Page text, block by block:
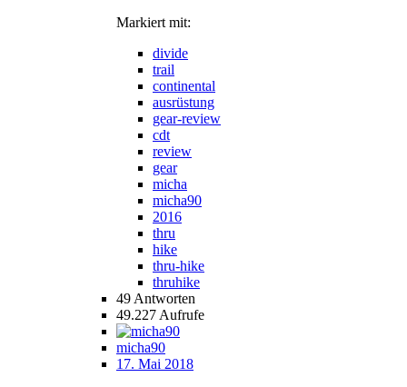
Markiert mit:
divide
trail
continental
ausrüstung
gear-review
cdt
review
gear
micha
micha90
2016
thru
hike
thru-hike
thruhike
49 Antworten
49.227 Aufrufe
micha90
17. Mai 2018